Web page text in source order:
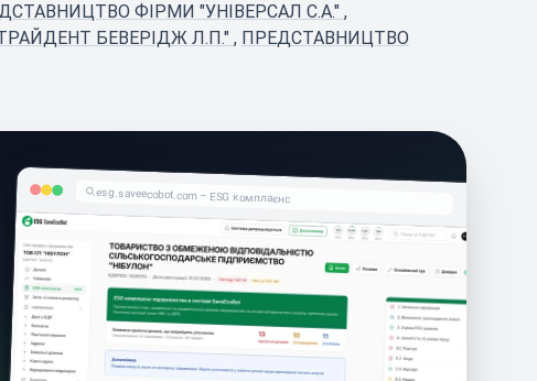
ФІРМИ "УНІВЕРСАЛ С.А." ,
БЕВЕРІДЖ Л.П." , ПРЕДСТАВНИЦТВО
esg.saveecobot.com – ESG комплаєнс